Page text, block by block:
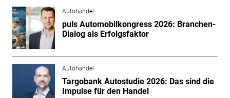
Autohandel
puls Automobilkongress 2026: Branchen-
Dialog als Erfolgsfaktor
Autohandel
Targobank Autostudie 2026: Das sind die
Impulse für den Handel